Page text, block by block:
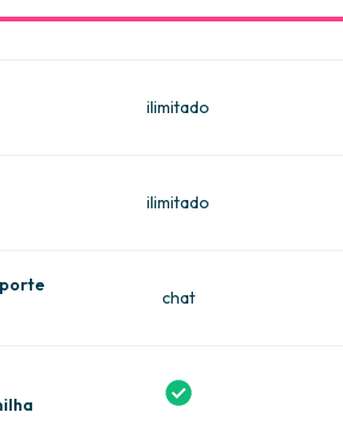
ilimitado
ilimitado
chat